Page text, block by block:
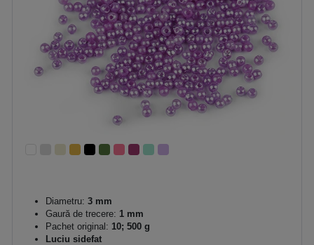
Diametru: 3 mm
Gaură de trecere: 1 mm
Pachet original: 10; 500 g
Luciu sidefat